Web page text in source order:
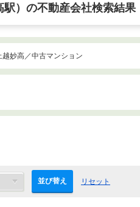
）の不動産会社検索結果
妙高／中古マンション
並び替え リセット